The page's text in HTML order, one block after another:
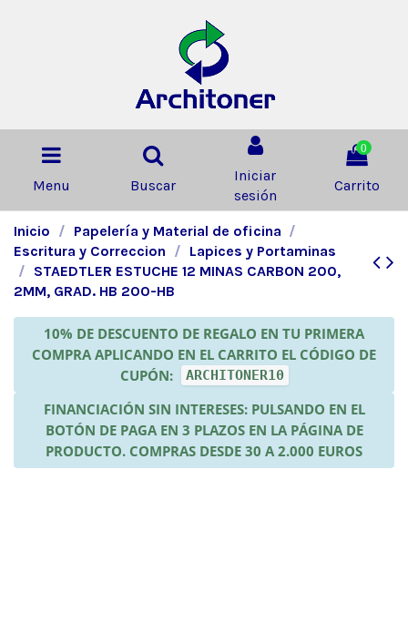
Menu Buscar
Iniciar
sesión
0
Carrito
Inicio
Papelería y Material de oficina
Escritura y Correccion
Lapices y Portaminas
STAEDTLER ESTUCHE 12 MINAS CARBON 200,
2MM, GRAD. HB 200-HB
10% DE DESCUENTO DE REGALO EN TU PRIMERA
COMPRA APLICANDO EN EL CARRITO EL CÓDIGO DE
CUPÓN:
ARCHITONER10
FINANCIACIÓN SIN INTERESES: PULSANDO EN EL
BOTÓN DE PAGA EN 3 PLAZOS EN LA PÁGINA DE
PRODUCTO. COMPRAS DESDE 30 A 2.000 EUROS